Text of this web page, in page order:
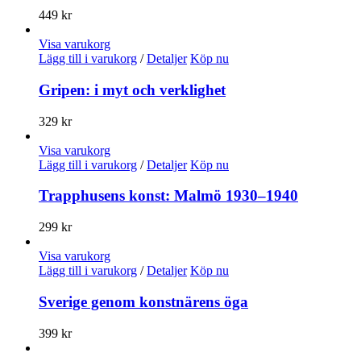
449 kr
Visa varukorg
Lägg till i varukorg / Detaljer Köp nu
Gripen: i myt och verklighet
329 kr
Visa varukorg
Lägg till i varukorg / Detaljer Köp nu
Trapphusens konst: Malmö 1930–1940
299 kr
Visa varukorg
Lägg till i varukorg / Detaljer Köp nu
Sverige genom konstnärens öga
399 kr